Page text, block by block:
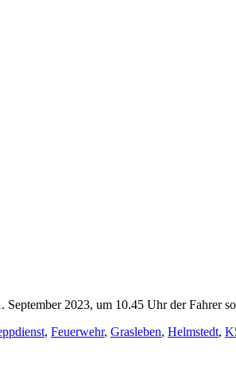
2023, um 10.45 Uhr der Fahrer
, Feuerwehr, Grasleben, Helmstedt,